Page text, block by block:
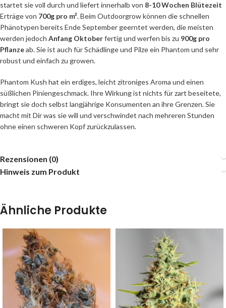
startet sie voll durch und liefert innerhalb von 8-10 Wochen Blütezeit
Erträge von 700g pro m². Beim Outdoorgrow können die schnellen
Phänotypen bereits Ende September geerntet werden, die meisten
werden jedoch Anfang Oktoberfertig und werfen bis zu 900g pro
Pflanzeab. Sie ist auch für Schädlinge und Pilze ein Phantom und sehr
robust und einfach zu growen.
Phantom Kush hat ein erdiges, leicht zitroniges Aroma und einen
süßlichen Piniengeschmack. Ihre Wirkung ist nichts für zart beseitete,
bringt sie doch selbst langjährige Konsumenten an ihre Grenzen. Sie
macht mit Dir was sie will und verschwindet nach mehreren Stunden
ohne einen schweren Kopf zurückzulassen.
Rezensionen (0)
Hinweis zum Produkt
Ähnliche Produkte